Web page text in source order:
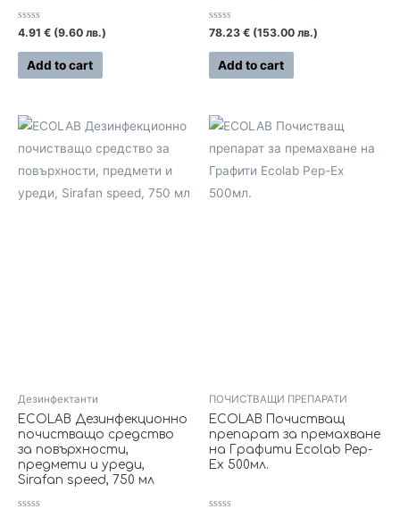
Rated
0
out
4.91 € (9.60 лв.)
Add to cart
Rated
0
out
78.23 € (153.00 лв.)
Add to cart
Дезинфектанти
ECOLAB Дезинфекционно
почистващо средство
за повърхности,
предмети и уреди,
Sirafan speed, 750 мл
ПОЧИСТВАЩИ ПРЕПАРАТИ
ECOLAB Почистващ
препарат за премахване
на Графити Ecolab Pep-
Ex 500мл.